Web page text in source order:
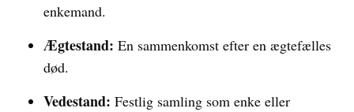
enkemand.
Ægtestand: En sammenkomst efter en ægtefælles
død.
Vedestand: Festlig samling som enke eller